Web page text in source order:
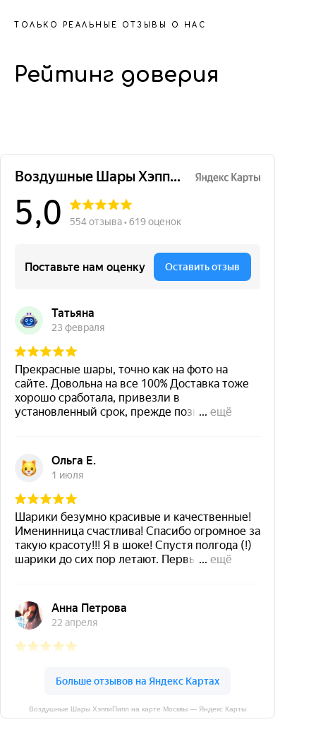
ТОЛЬКО РЕАЛЬНЫЕ ОТЗЫВЫ О НАС
Рейтинг доверия
Воздушные Шары ХэппиПипл на карте Москвы — Яндекс Карты